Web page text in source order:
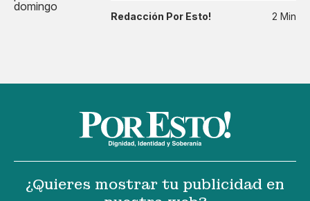
Redacción Por Esto! 2 Min
¿Quieres mostrar tu publicidad en